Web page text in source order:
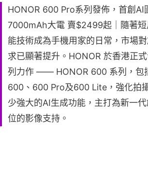
HONOR 600 Pro系列發佈，首創AI
7000mAh大電 賣$2499起｜隨著短
能技術成為手機用家的日常，市場
求已顯著提升。HONOR 於香港正
列力作 —— HONOR 600 系列，包
600、600 Pro及600 Lite，強化拍
少強大的AI生成功能，主打為新一
位的影像支持。